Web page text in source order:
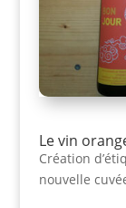
Le vin
Création
nouvelle